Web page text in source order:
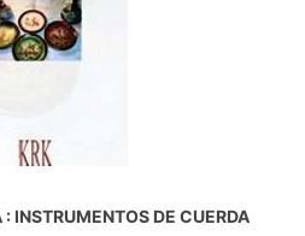
INSTRUMENTOS DE CUERDA